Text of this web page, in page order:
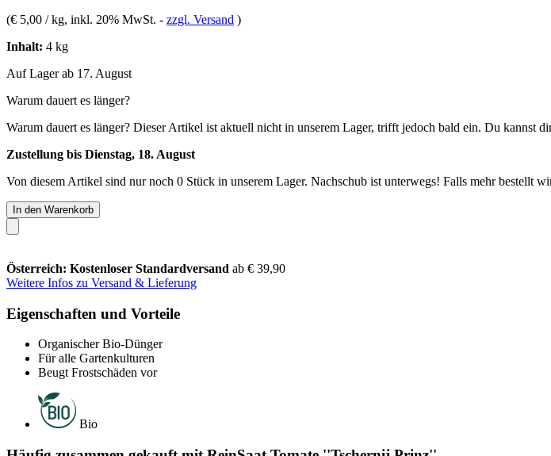
(€ 5,00 / kg, inkl. 20% MwSt. - zzgl. Versand )
Inhalt: 4 kg
Auf Lager ab 17. August
Warum dauert es länger?
Warum dauert es länger? Dieser Artikel ist aktuell nicht in unserem Lager, trifft jedoch bald ein. Du kannst
Zustellung bis Dienstag, 18. August
Von diesem Artikel sind nur noch 0 Stück in unserem Lager. Nachschub ist unterwegs! Falls mehr bestellt
In den Warenkorb
Österreich: Kostenloser Standardversand ab € 39,90
Weitere Infos zu Versand & Lieferung
Eigenschaften und Vorteile
Organischer Bio-Dünger
Für alle Gartenkulturen
Beugt Frostschäden vor
Bio